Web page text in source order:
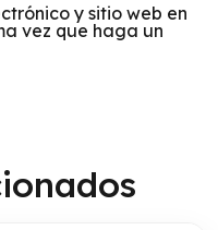
y sitio web en
vez que haga un